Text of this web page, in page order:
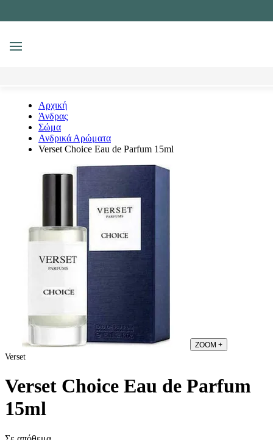
MENU
Αρχική
Άνδρας
Σώμα
Ανδρικά Αρώματα
Verset Choice Eau de Parfum 15ml
ZOOM +
Verset
Verset Choice Eau de Parfum
15ml